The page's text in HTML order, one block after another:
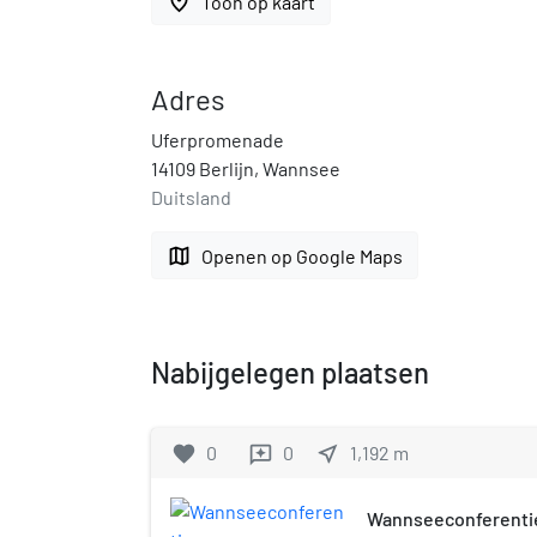
Adres
Uferpromenade
14109 Berlijn, Wannsee
Duitsland
map Openen op Google Maps
Nabijgelegen plaatsen
favorite 0 reviews 0 near_me 1,192 m